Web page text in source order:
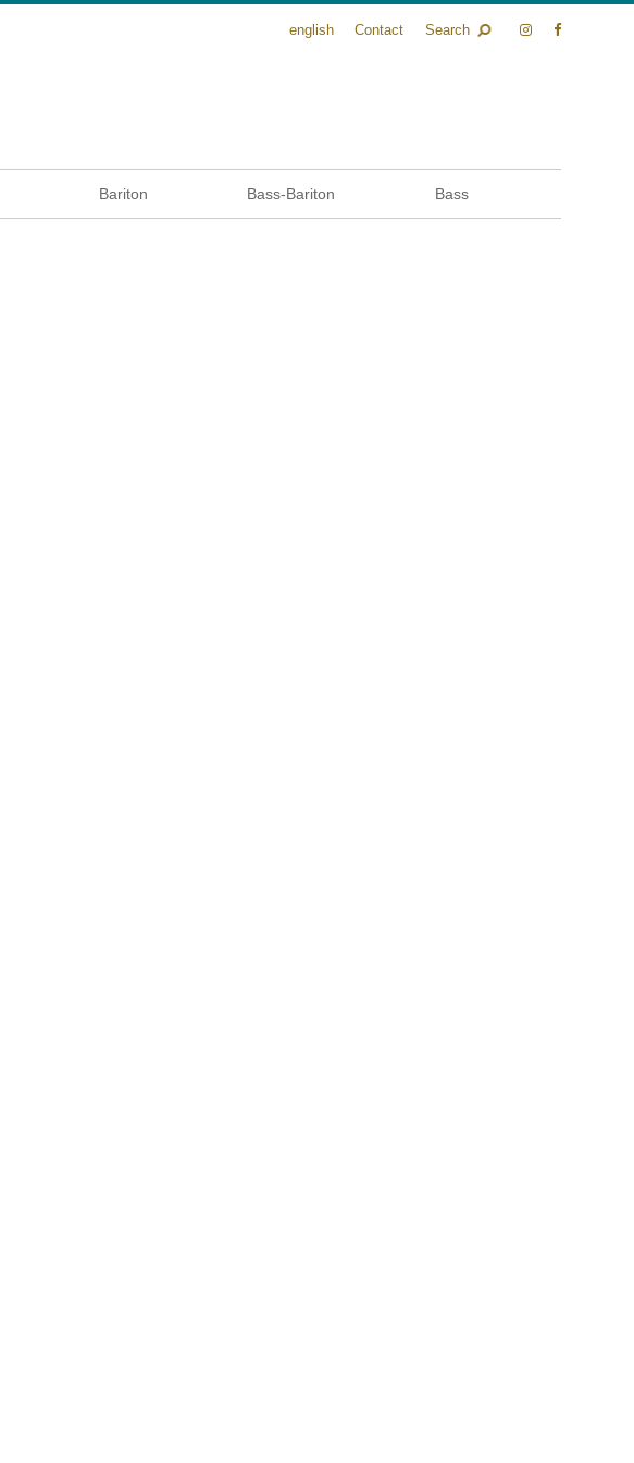
english Contact Search
Bariton Bass-Bariton Bass